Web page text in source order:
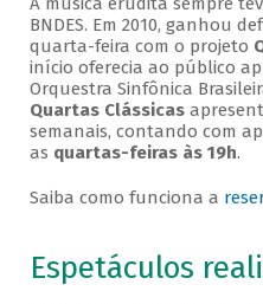
BNDES. Em 2010, ganhou
quarta-feira com o projeto
início oferecia ao público
Orquestra Sinfônica
Quartas Clássicas
semanais, contando com
as quartas-feiras às 19h.
Saiba como funciona a
Espetáculos